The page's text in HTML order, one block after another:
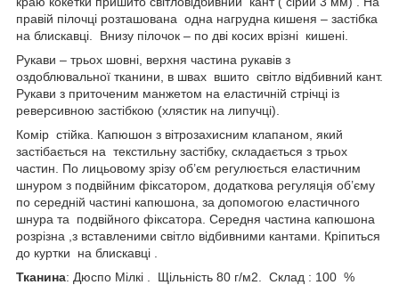
правій пілочці розташована одна нагрудна кишеня – застібка
на блискавці. Внизу пілочок – по дві косих врізні кишені.
Рукави – трьох шовні, верхня частина рукавів з
оздоблювальної тканини, в швах вшито світло відбивний кант.
Рукави з приточеним манжетом на еластичній стрічці із
реверсивною застібкою (хлястик на липучці).
Комір стійка. Капюшон з вітрозахисним клапаном, який
застібається на текстильну застібку, складається з трьох
частин. По лицьовому зрізу об’єм регулюється еластичним
шнуром з подвійним фіксатором, додаткова регуляція об’єму
по середній частині капюшона, за допомогою еластичного
шнура та подвійного фіксатора. Середня частина капюшона
розрізна ,з вставленими світло відбивними кантами. Кріпиться
до куртки на блискавці .
Тканина: Дюспо Мілкі . Щільність 80 г/м2 . Склад : 100 %